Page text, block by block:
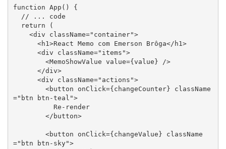
function App() {
="btn btn-teal">
="btn btn-sky">